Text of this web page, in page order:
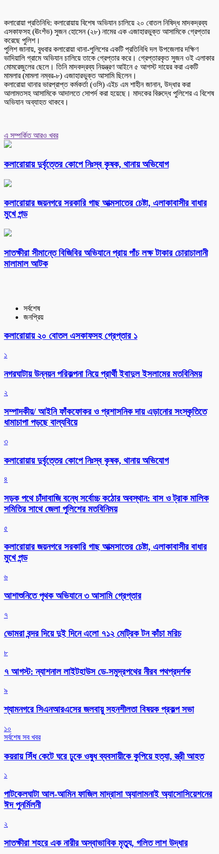
কলারোয়া প্রতিনিধি: কলারোয়ায় বিশেষ অভিযান চালিয়ে ২০ বোতল নিষিদ্ধ মাদকদ্রব্য
এসকাফসহ (ঊংশঁভ) সুজন হোসেন (২৮) নামের এক এজাহারভুক্ত আসামিকে গ্রেপ্তার
করেছে পুলিশ।
পুলিশ জানায়, বুধবার কলারোয়া থানা-পুলিশের একটি প্রতিনিধি দল উপজেলার দক্ষিণ
ভাদিয়ালি গ্রামে অভিযান চালিয়ে তাকে গ্রেপ্তার করে। গ্রেপ্তারকৃত সুজন ওই এলাকার
মোমরেজুলের ছেলে। তিনি মাদকদ্রব্য নিয়ন্ত্রণ আইনে ৫ আগস্ট দায়ের করা একটি
মামলার (মামলা নম্বর-৮) এজাহারভুক্ত আসামি ছিলেন।
কলারোয়া থানার ভারপ্রাপ্ত কর্মকর্তা (ওসি) এইচ এম শাহীন জানান, উদ্ধার করা
আলামতসহ আসামিকে আদালতে সোপর্দ করা হয়েছে। মাদকের বিরুদ্ধে পুলিশের এ বিশেষ
অভিযান অব্যাহত থাকবে।
এ সম্পর্কিত আরও খবর
কলারোয়ায় দুর্বৃত্তের কোপে নিঃস্ব কৃষক, থানায় অভিযোগ
কলারোয়ার জয়নগরে সরকারি গাছ আত্মসাতের চেষ্টা, এলাকাবাসীর বাধার
মুখে পন্ড
সাতক্ষীরা সীমান্তে বিজিবির অভিযানে প্রায় পাঁচ লক্ষ টাকার চোরাচালানী
মালামাল আটক
সর্বশেষ
জনপ্রিয়
কলারোয়ায় ২০ বোতল এসকাফসহ গ্রেপ্তার ১
১
নগরঘাটায় উন্নয়ন পরিকল্পনা নিয়ে প্রার্থী ইবাদুল ইসলামের মতবিনিময়
২
সম্পাদকীয়/ আইনি ফাঁকফোকর ও প্রশাসনিক দায় এড়ানোর সংস্কৃতিতে
ধামাচাপা পড়ছে বাল্যবিয়ে
৩
কলারোয়ায় দুর্বৃত্তের কোপে নিঃস্ব কৃষক, থানায় অভিযোগ
৪
সড়ক পথে চাঁদাবাজি বন্ধে সর্বোচ্চ কঠোর অবস্থান: বাস ও ট্রাক মালিক
সমিতির সাথে জেলা পুলিশের মতবিনিময়
৫
কলারোয়ার জয়নগরে সরকারি গাছ আত্মসাতের চেষ্টা, এলাকাবাসীর বাধার
মুখে পন্ড
৬
আশাশুনিতে পৃথক অভিযানে ৩ আসামি গ্রেপ্তার
৭
ভোমরা বন্দর দিয়ে দুই দিনে এলো ৭১২ মেট্রিক টন কাঁচা মরিচ
৮
৭ আগস্ট: ন্যাশনাল লাইটহাউস ডে-সমুদ্রপথের নীরব পথপ্রদর্শক
৯
শ্যামনগরে সিএনআরএসের জলবায়ু সহনশীলতা বিষয়ক প্রকল্প সভা
১০
সর্বশেষ সব খবর
কয়রায় সিঁধ কেটে ঘরে ঢুকে ওষুধ ব্যবসায়ীকে কুপিয়ে হত্যা, স্ত্রী আহত
১
পাটকেলঘাটা আল-আমিন ফাজিল মাদ্রাসা অ্যালামনাই অ্যাসোসিয়েশনের
ঈদ পুনর্মিলনী
২
সাতক্ষীরা শহরে এক নারীর অস্বাভাবিক মৃত্যু, গলিত লাশ উদ্ধার